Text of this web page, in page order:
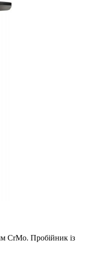
CrMo. Пробійник із